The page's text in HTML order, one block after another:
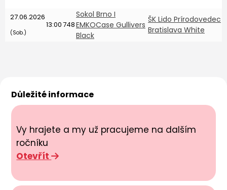
27.06.2026
(Sob.)
13:00748
Sokol Brno I
EMKOCase Gullivers
Black
ŠK Lido Prírodovedec
Bratislava White
Důležité informace
Vy hrajete a my už pracujeme na dalším
ročníku
Otevřít